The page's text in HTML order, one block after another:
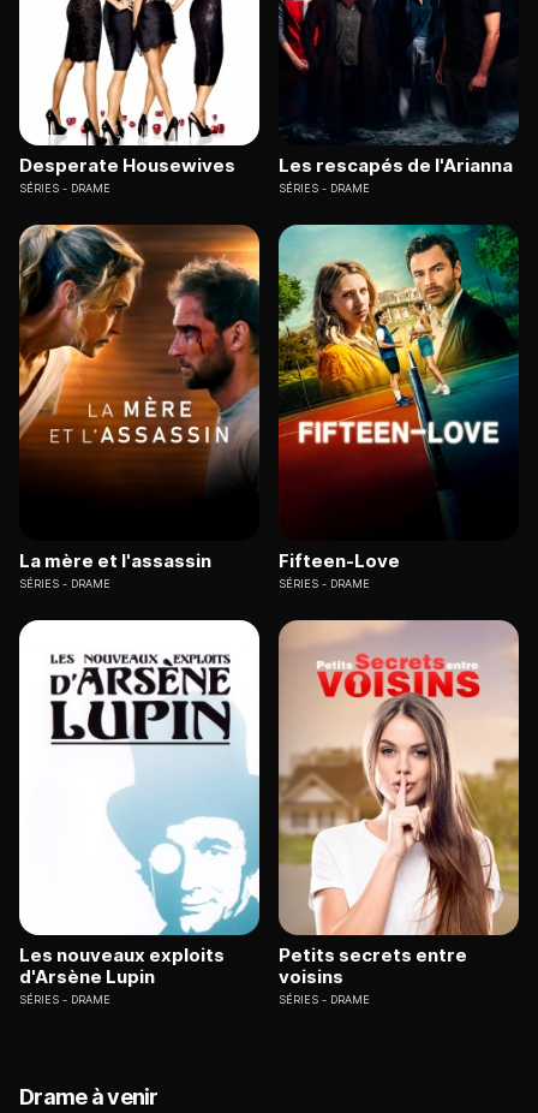
Desperate Housewives
SÉRIES DRAME
Les rescapés de l'Arianna
SÉRIES DRAME
La mère et l'assassin
SÉRIES DRAME
Fifteen-Love
SÉRIES DRAME
Les nouveaux exploits
d'Arsène Lupin
SÉRIES DRAME
Petits secrets entre
voisins
SÉRIES DRAME
Drame à venir